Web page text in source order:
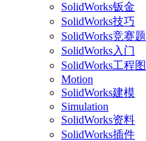
SolidWorks钣金
SolidWorks技巧
SolidWorks竞赛题
SolidWorks入门
SolidWorks工程图
Motion
SolidWorks建模
Simulation
SolidWorks资料
SolidWorks插件